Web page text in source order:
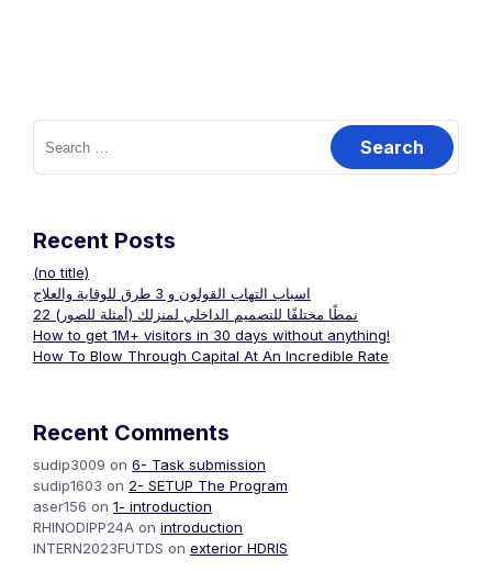
Search
for:
Recent Posts
(no title)
اسباب التهاب القولون و 3 طرق للوقاية والعلاج
22 نمطًا مختلفًا للتصميم الداخلي لمنزلك (أمثلة للصور)
How to get 1M+ visitors in 30 days without anything!
How To Blow Through Capital At An Incredible Rate
Recent Comments
sudip3009 on 6- Task submission
sudip1603 on 2- SETUP The Program
aser156 on 1- introduction
RHINODIPP24A on introduction
INTERN2023FUTDS on exterior HDRIS